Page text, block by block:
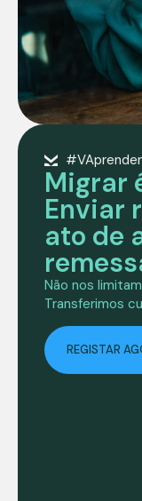
Migrar
Enviar
ato de
Não nos
Transferimos
REGISTAR